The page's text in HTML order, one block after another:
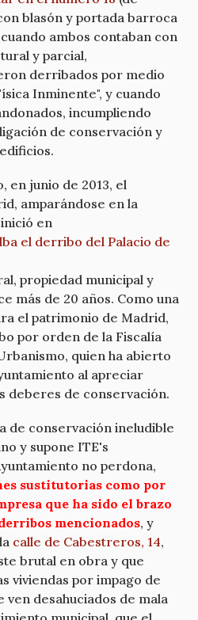
blasón y portada barroca
ambos contaban con
y parcial,
derribados por medio
Inminente", y cuando
incumpliendo
de conservación y
en junio de 2013, el
amparándose en la
en
el derribo del Palacio de
propiedad municipal y
más de 20 años. Como una
el patrimonio de Madrid,
por orden de la Fiscalía
quien ha abierto
al apreciar
deberes de conservación.
de conservación ineludible
y supone ITE's
no perdona,
sustitutorias como por
que ha sido el brazo
mencionados, y
calle de Cabestreros, 14,
brutal en obra y que
viviendas por impago de
ven desahuciados de mala